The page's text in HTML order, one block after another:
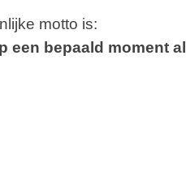
motto is:
een bepaald moment